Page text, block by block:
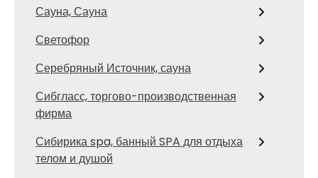
Сауна, Сауна
Светофор
Серебряный Источник, сауна
Сибгласс, торгово-производственная
фирма
Сибирика spa, банный SPA для отдыха
телом и душой